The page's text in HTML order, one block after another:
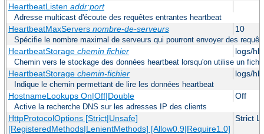
HeartbeatListen addr:port
Adresse multicast d'écoute des requêtes entrantes heartbeat
HeartbeatMaxServers nombre-de-serveurs 10
Spécifie le nombre maximal de serveurs qui pourront envoyer des
HeartbeatStorage chemin fichier logs/
Chemin vers le stockage des données heartbeat lorsqu'on utilise un
HeartbeatStorage chemin-fichier logs/
Indique le chemin permettant de lire les données heartbeat
HostnameLookups On|Off|Double Off
Active la recherche DNS sur les adresses IP des clients
HttpProtocolOptions [Strict|Unsafe]
[RegisteredMethods|LenientMethods] [Allow0.9|Require1.0]
Strict